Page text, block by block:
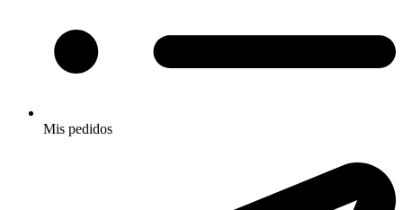
Mis pedidos